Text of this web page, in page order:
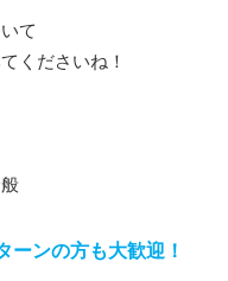
て
くださいね！
ンの方も大歓迎！